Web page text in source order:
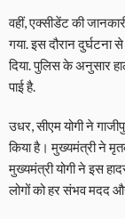
वहीं, एक्सीडेंट की
गया. इस दौरान
दिया. पुलिस के अनुसार
पाई है.
उधर, सीएम योगी ने
किया है। मुख्यमंत्री ने
मुख्यमंत्री योगी ने इस
लोगों को हर संभव मदद